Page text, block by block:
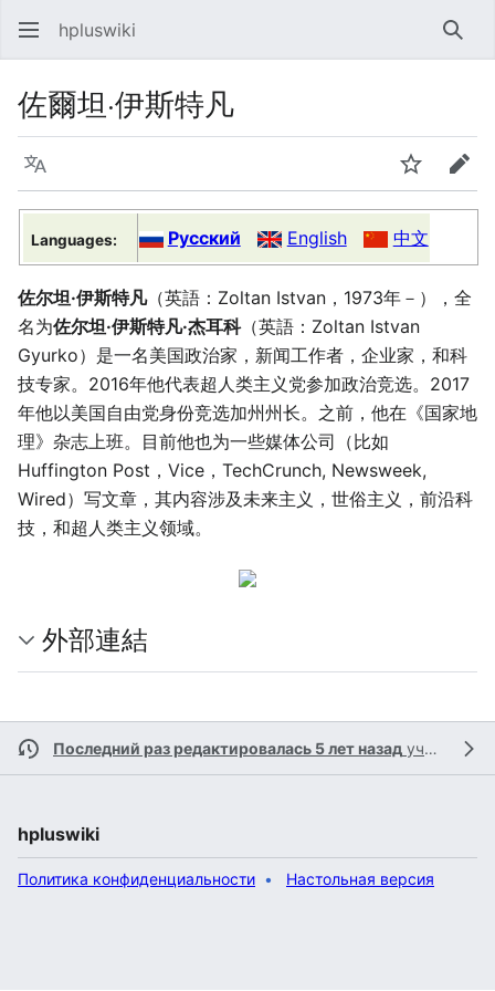
hpluswiki
佐爾坦·伊斯特凡
Язык Следить
Languages: Русский English 中文
佐尔坦·伊斯特凡（英語：Zoltan Istvan，1973年－），全
名为佐尔坦·伊斯特凡·杰耳科（英語：Zoltan Istvan
Gyurko）是一名美国政治家，新闻工作者，企业家，和科
技专家。2016年他代表超人类主义党参加政治竞选。2017
年他以美国自由党身份竞选加州州长。之前，他在《国家地
理》杂志上班。目前他也为一些媒体公司（比如
Huffington Post，Vice，TechCrunch, Newsweek,
Wired）写文章，其内容涉及未来主义，世俗主义，前沿科
技，和超人类主义领域。
外部連結
Последний раз редактировалась 5 лет назад участником
hpluswiki
Политика конфиденциальности Настольная версия